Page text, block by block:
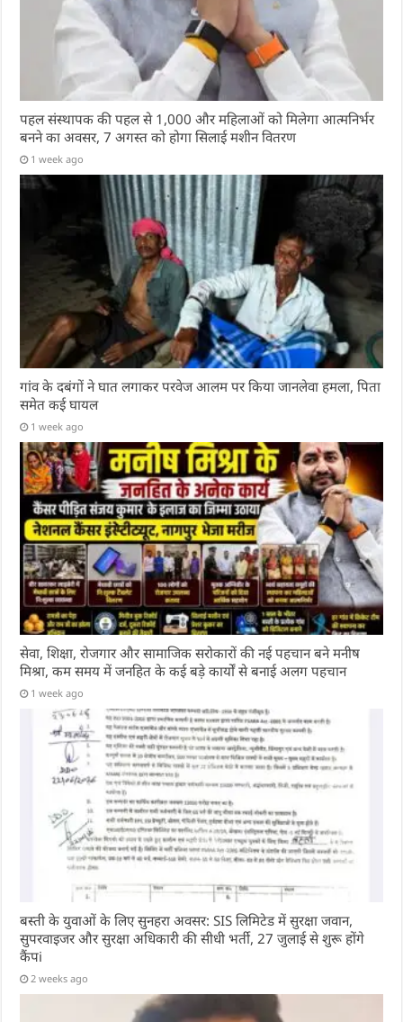
पहल संस्थापक की पहल से 1,000 और महिलाओं को मिलेगा आत्मनिर्भर
बनने का अवसर, 7 अगस्त को होगा सिलाई मशीन वितरण
1 week ago
गांव के दबंगों ने घात लगाकर परवेज आलम पर किया जानलेवा हमला, पिता
समेत कई घायल
1 week ago
सेवा, शिक्षा, रोजगार और सामाजिक सरोकारों की नई पहचान बने मनीष
मिश्रा, कम समय में जनहित के कई बड़े कार्यों से बनाई अलग पहचान
1 week ago
बस्ती के युवाओं के लिए सुनहरा अवसर: SIS लिमिटेड में सुरक्षा जवान,
सुपरवाइजर और सुरक्षा अधिकारी की सीधी भर्ती, 27 जुलाई से शुरू होंगे
कैंपi
2 weeks ago